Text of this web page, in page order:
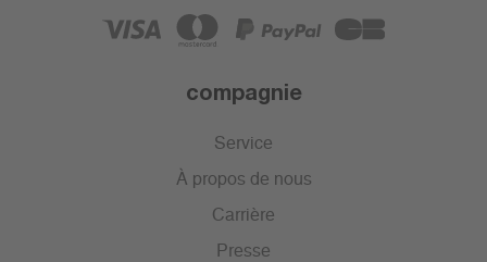
compagnie
Service
À propos de nous
Carrière
Presse